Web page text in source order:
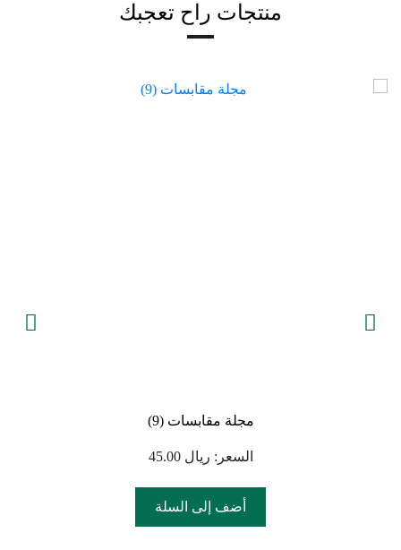
منتجات راح تعجبك
مجلة مقابسات (9)
السعر : ريال45.00
أضف إلى السلة